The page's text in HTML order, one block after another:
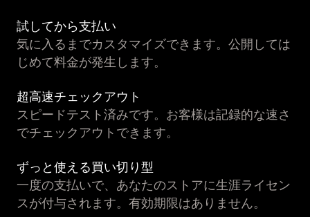
試してから支払い
気に入るまでカスタマイズできます。公開しては
じめて料金が発生します。
超高速チェックアウト
スピードテスト済みです。お客様は記録的な速さ
でチェックアウトできます。
ずっと使える買い切り型
一度の支払いで、あなたのストアに生涯ライセン
スが付与されます。有効期限はありません。